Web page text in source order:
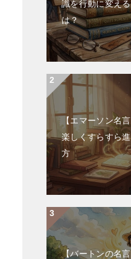
識を行動に変え
は？
【エマーソン名
楽しくすらすら
方
【バートンの名